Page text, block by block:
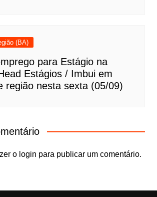
(BA)
para Estágio na
Estágios / Imbui em
região nesta sexta (05/09)
o login para publicar um comentário.